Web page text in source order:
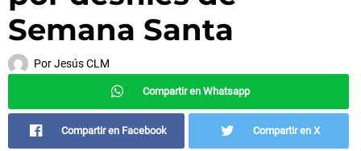
Semana Santa
PorJesús CLM
Compartir en Whatsapp
Compartir en Facebook Compartir en X